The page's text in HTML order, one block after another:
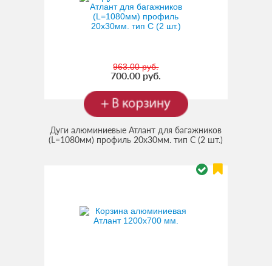
963.00 руб.
700.00 руб.
Дуги алюминиевые Атлант для багажников
(L=1080мм) профиль 20х30мм. тип C (2 шт.)